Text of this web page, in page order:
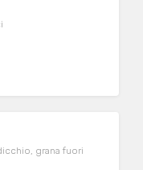
grana fuori